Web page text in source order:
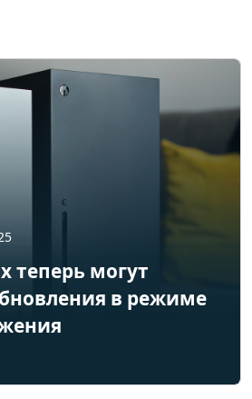
теперь могут
в режиме